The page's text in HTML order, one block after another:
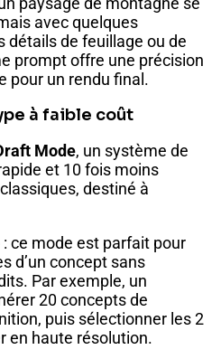
avec quelques
détails de feuillage ou de
prompt offre une précision
pour un rendu final.
à faible coût
Mode, un système de
et 10 fois moins
destiné à
: ce mode est parfait pour
d’un concept sans
Par exemple, un
20 concepts de
puis sélectionner les 2
en haute résolution.